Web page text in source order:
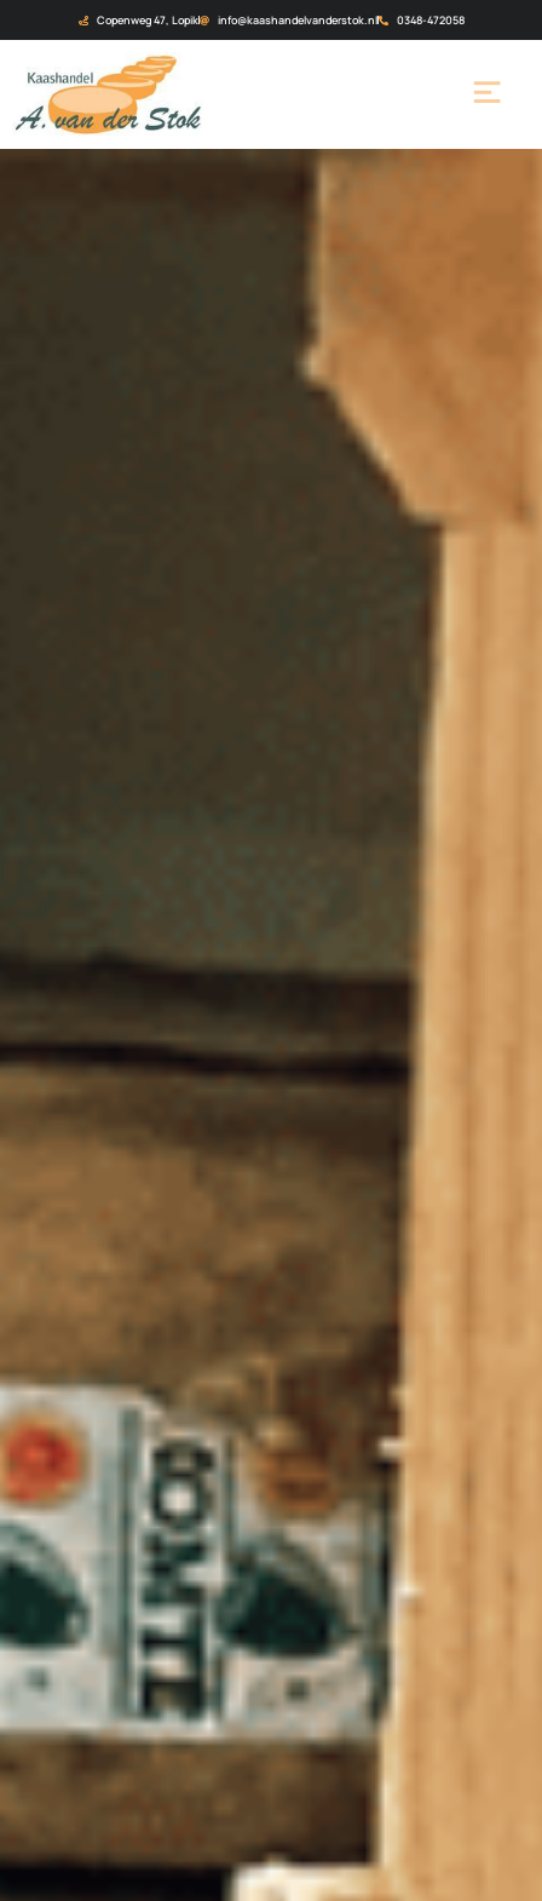
Copenweg 47, Lopik info@kaashandelvanderstok.nl 0348-472058